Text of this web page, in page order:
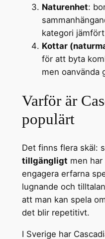
Naturenhet:
kategori
Kottar
för att byta
men oanvända
Varför är
populärt
Det finns flera skäl:
tillgängligt men
engagera erfarna
lugnande och
att man kan spela
det blir repetitivt.
I Sverige har